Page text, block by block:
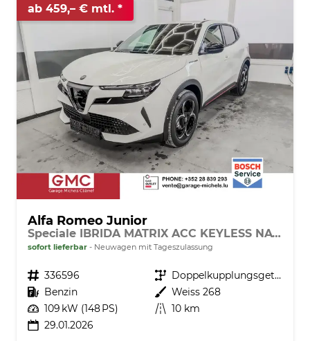
ab 459,– € mtl.
Alfa Romeo Junior
Speciale IBRIDA MATRIX ACC KEYLESS NAVI
sofort lieferbar Neuwagen mit Tageszulassung
Fahrzeugnr. 336596 Getriebe
Doppelkupplungsgetriebe (DSG)
Kraftstoff Benzin Außenfarbe Weiss 268
Leistung 109 kW (148 PS) Kilometerstand 10 km
29.01.2026